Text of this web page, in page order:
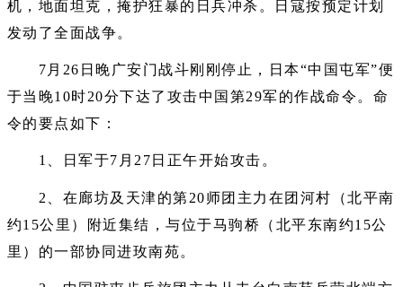
机，地面坦克，掩护狂暴的日兵冲杀。日寇按预定计划
发动了全面战争。
7月26日晚广安门战斗刚刚停止，日本“中国屯军”便
于当晚10时20分下达了攻击中国第29军的作战命令。命
令的要点如下：
1、日军于7月27日正午开始攻击。
2、在廊坊及天津的第20师团主力在团河村（北平南
约15公里）附近集结，与位于马驹桥（北平东南约15公
里）的一部协同进玫南苑。